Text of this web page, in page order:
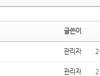
글쓴이
관리자
관리자